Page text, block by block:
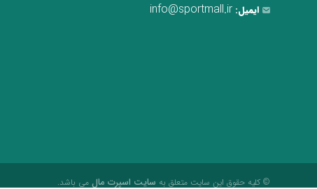
ایمیل: info@sportmall.ir
© کلیه حقوق این سایت متعلق به سایت اسپرت مال می باشد.